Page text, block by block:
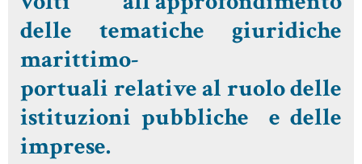
delle tematiche giuridiche
marittimo-
portuali relative al ruolo delle
istituzioni pubbliche e delle
imprese.